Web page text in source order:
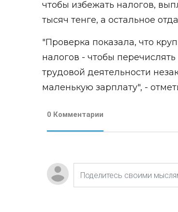
чтобы избежать налогов,
тысяч тенге, а остальное
"Проверка показала, что
налогов - чтобы
трудовой деятельности
маленькую зарплату", -
0 Комментарии